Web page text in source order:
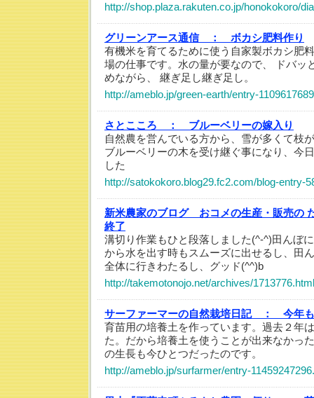
http://shop.plaza.rakuten.co.jp/honokokoro/
グリーンアース通信 ：
ボカシ肥料作り
有機米を育てるために使う自家製ボカシ肥
場の仕事です。水の量が要なので、 ドバッ
めながら、 継ぎ足し継ぎ足し。
http://ameblo.jp/green-earth/entry-
さとこころ ：
ブルーベリーの嫁入り
自然農を営んでいる方から、雪が多くて枝
ブルーベリーの木を受け継ぐ事になり、今
した
http://satokokoro.blog29.fc2.com/blog-entry-
新米農家のブログ おコメの生産・販売の
終了
溝切り作業もひと段落しました(^-^)田んぼ
から水を出す時もスムーズに出せるし、田
全体に行きわたるし、グッド(^^)b
http://takemotonojo.net/archives/1713776.html
サーファーマーの自然栽培日記 ：
今年も
育苗用の培養土を作っています。過去２年
た。だから培養土を使うことが出来なかっ
の生長も今ひとつだったのです。
http://ameblo.jp/surfarmer/entry-